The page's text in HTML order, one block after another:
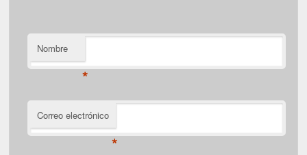
Nombre
*
Correo electrónico
*